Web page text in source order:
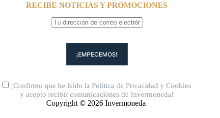
RECIBE NOTICIAS Y PROMOCIONES
¡Confirmo que he leído laPolítica de Privacidad yCookies
y acepto recibir comunicaciones de Invermoneda!
Copyright © 2026 Invermoneda